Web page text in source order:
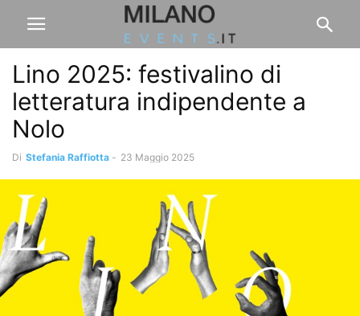
Lino 2025: festivalino di
letteratura indipendente a
Nolo
Di Stefania Raffiotta - 23 Maggio 2025